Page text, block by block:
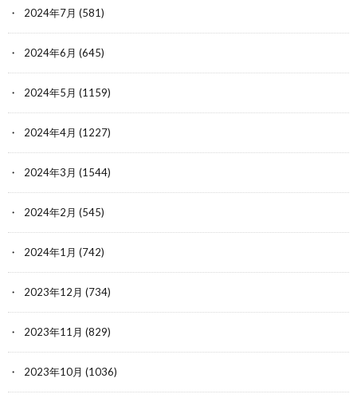
2024年7月 (581)
2024年6月 (645)
2024年5月 (1159)
2024年4月 (1227)
2024年3月 (1544)
2024年2月 (545)
2024年1月 (742)
2023年12月 (734)
2023年11月 (829)
2023年10月 (1036)